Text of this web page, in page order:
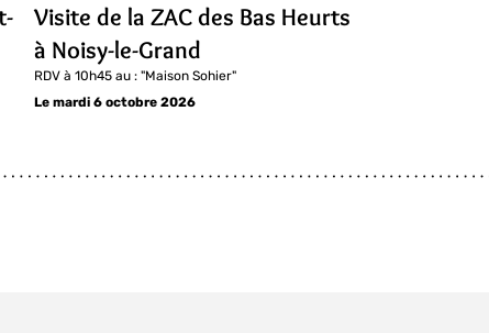
Visite de la ZAC des Bas Heurts
à Noisy-le-Grand
RDV à 10h45 au : "Maison Sohier"
Le mardi 6 octobre 2026